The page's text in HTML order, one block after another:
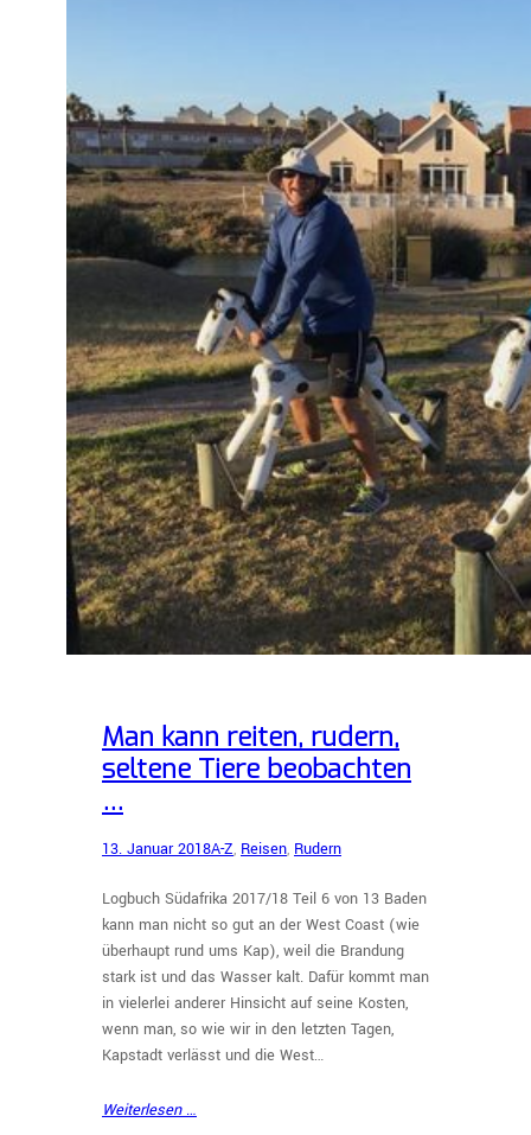
Man kann reiten, rudern,
seltene Tiere beobachten
…
13. Januar 2018A-Z, Reisen, Rudern
Logbuch Südafrika 2017/18 Teil 6 von 13 Baden
kann man nicht so gut an der West Coast (wie
überhaupt rund ums Kap), weil die Brandung
stark ist und das Wasser kalt. Dafür kommt man
in vielerlei anderer Hinsicht auf seine Kosten,
wenn man, so wie wir in den letzten Tagen,
Kapstadt verlässt und die West…
Weiterlesen …